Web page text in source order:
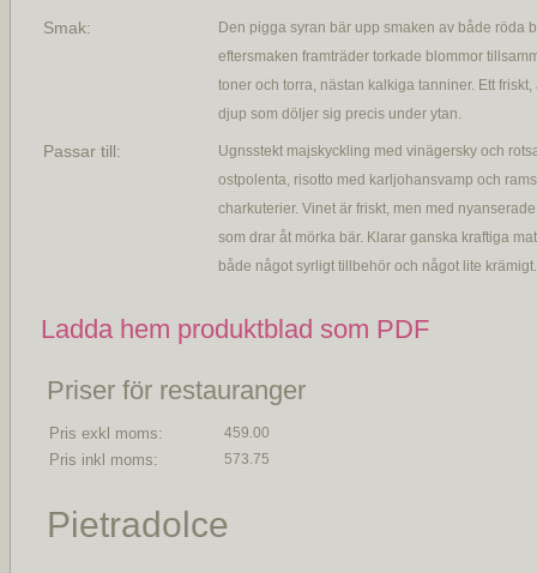
Smak:
Den pigga syran bär upp smaken av både röda
eftersmaken framträder torkade blommor
toner och torra, nästan kalkiga tanniner. Ett
djup som döljer sig precis under ytan.
Passar till:
Ugnsstekt majskyckling med vinägersky och
ostpolenta, risotto med karljohansvamp och
charkuterier. Vinet är friskt, men med
som drar åt mörka bär. Klarar ganska kraftiga
både något syrligt tillbehör och något lite krämigt.
Ladda hem produktblad som PDF
Priser för restauranger
Pris exkl moms: 459.00
Pris inkl moms: 573.75
Pietradolce